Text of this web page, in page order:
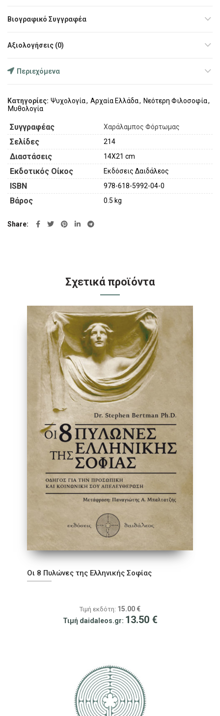
Βιογραφικό Συγγραφέα
Αξιολογήσεις (0)
Περιεχόμενα
Κατηγορίες: Ψυχολογία, Αρχαία Ελλάδα, Νεότερη Φιλοσοφία,
Μυθολογία
Συγγραφέας Χαράλαμπος Φόρτωμας
Σελίδες 214
Διαστάσεις 14X21 cm
Εκδοτικός Οίκος Εκδόσεις Δαιδάλεος
ISBN 978-618-5992-04-0
Βάρος 0.5 kg
Share
Σχετικά προϊόντα
Οι 8 Πυλώνες της Ελληνικής Σοφίας
Τιμή εκδότη: 15.00 €
Τιμή daidaleos.gr: 13.50 €